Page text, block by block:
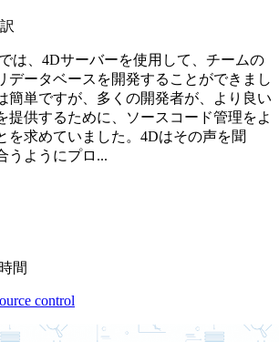
は、4Dサーバーを使用して、チームの
データベースを開発することができまし
簡単ですが、多くの開発者が、より良い
提供するために、ソースコード管理をよ
を求めていました。4Dはその声を聞
うようにプロ...
間
control